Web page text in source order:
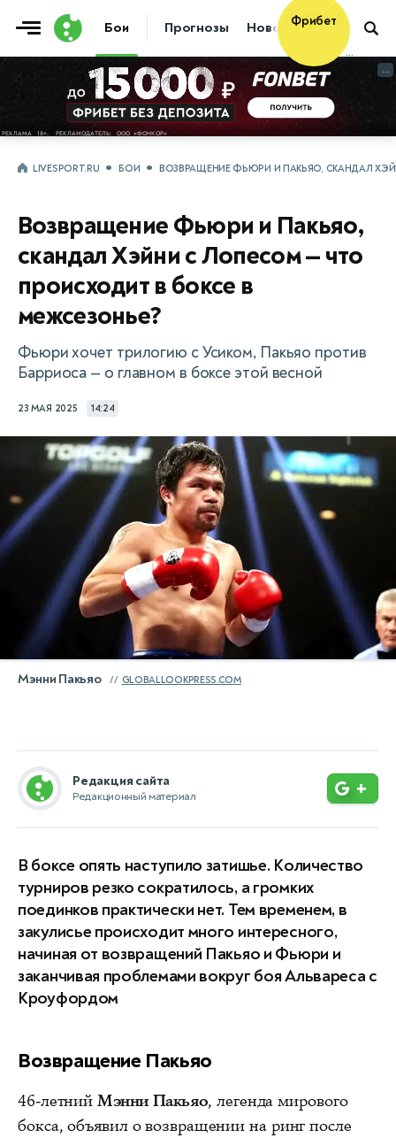
Бои Прогнозы Новости Бокс
Фрибет
...
...
LIVESPORT.RU БОИ ВОЗВРАЩЕНИЕ ФЬЮРИ И ПАКЬЯО, СКАНДАЛ
Возвращение Фьюри и Пакьяо,
скандал Хэйни с Лопесом — что
происходит в боксе в
межсезонье?
Фьюри хочет трилогию с Усиком, Пакьяо против
Барриоса — о главном в боксе этой весной
23 МАЯ 2025 14:24
Мэнни Пакьяо GLOBALLOOKPRESS.COM
Редакция сайта
Редакционный материал +
В боксе опять наступило затишье. Количество
турниров резко сократилось, а громких
поединков практически нет. Тем временем, в
закулисье происходит много интересного,
начиная от возвращений Пакьяо и Фьюри и
заканчивая проблемами вокруг боя Альвареса с
Кроуфордом
Возвращение Пакьяо
46-летний Мэнни Пакьяо, легенда мирового
бокса, объявил о возвращении на ринг после